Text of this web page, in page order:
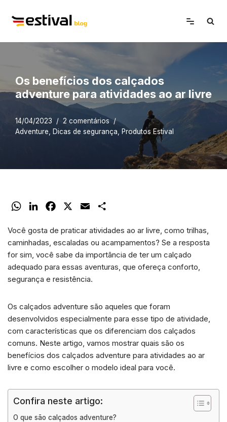
Avançar
Os benefícios dos calçados
adventure para atividades ao ar livre
14/04/2023
2 comentários
Adventure
Dicas de segurança Produtos Estival
W
a
t
s
A
n
k
e
d
c
e
b
o
a
i
l
a
r
e
Você gosta de praticar atividades ao ar livre, como trilhas,
caminhadas, escaladas ou acampamentos? Se a resposta
for sim, você sabe da importância de ter um calçado
adequado para essas aventuras, que ofereça conforto,
segurança e resistência.
Os calçados adventure são aqueles que foram
desenvolvidos especialmente para esse tipo de atividade,
com características que os diferenciam dos calçados
comuns. Neste artigo, vamos mostrar quais são os
benefícios dos calçados adventure para atividades ao ar
livre e como escolher o modelo ideal para você.
Confira neste artigo:
O que são calçados adventure?